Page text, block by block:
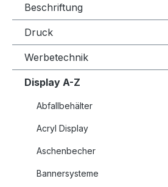
Beschriftung
Druck
Werbetechnik
Display A-Z
Abfallbehälter
Acryl Display
Aschenbecher
Bannersysteme